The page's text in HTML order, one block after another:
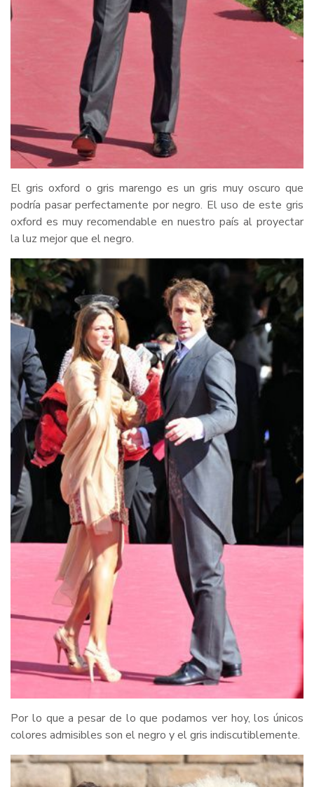
El gris oxford o gris marengo es un gris muy oscuro que
podría pasar perfectamente por negro. El uso de este gris
oxford es muy recomendable en nuestro país al proyectar
la luz mejor que el negro.
Por lo que a pesar de lo que podamos ver hoy, los únicos
colores admisibles son el negro y el gris indiscutiblemente.